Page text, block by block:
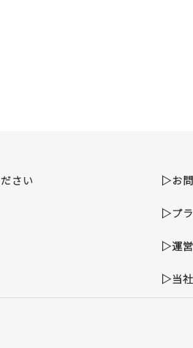
さい ▷お
▷プ
▷運
▷当